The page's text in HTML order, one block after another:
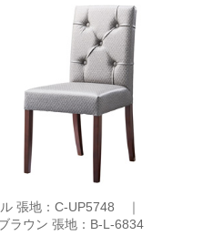
ル 張地：C-UP5748 ｜
ラウン 張地：B-L-6834